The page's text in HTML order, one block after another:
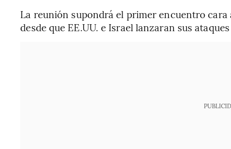
La reunión supondrá el primer encuentro
desde que EE.UU. e Israel lanzaran sus